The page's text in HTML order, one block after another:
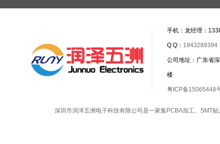
手机：龙经理：
Q Q： 1943289394
公司地址：广东省
楼
粤ICP备15065448
深圳市润泽五洲电子科技有限公司是一家集PCBA加工、 SMT贴